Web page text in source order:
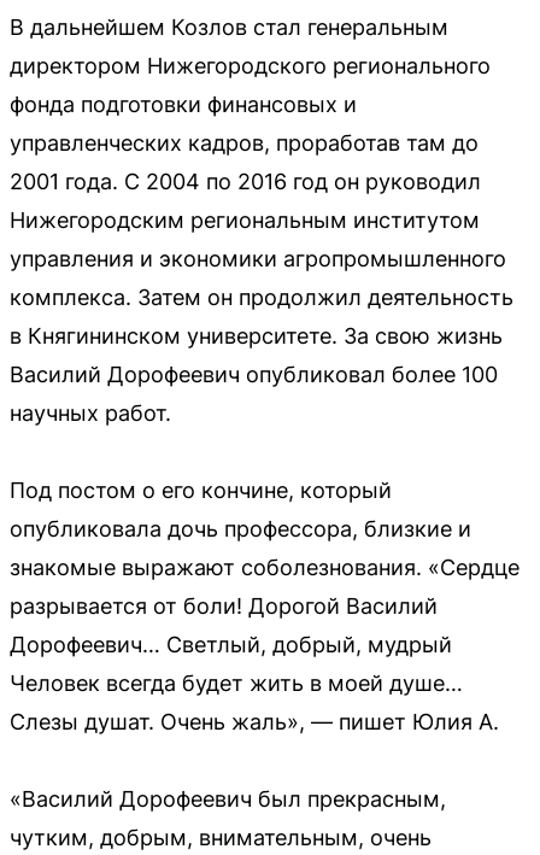
В дальнейшем Козлов стал генеральным
директором Нижегородского регионального
фонда подготовки финансовых и
управленческих кадров, проработав там до
2001 года. С 2004 по 2016 год он руководил
Нижегородским региональным институтом
управления и экономики агропромышленного
комплекса. Затем он продолжил деятельность
в Княгининском университете. За свою жизнь
Василий Дорофеевич опубликовал более 100
научных работ.
Под постом о его кончине, который
опубликовала дочь профессора, близкие и
знакомые выражают соболезнования. «Сердце
разрывается от боли! Дорогой Василий
Дорофеевич… Светлый, добрый, мудрый
Человек всегда будет жить в моей душе…
Слезы душат. Очень жаль», — пишет Юлия А.
«Василий Дорофеевич был прекрасным,
чутким, добрым, внимательным, очень